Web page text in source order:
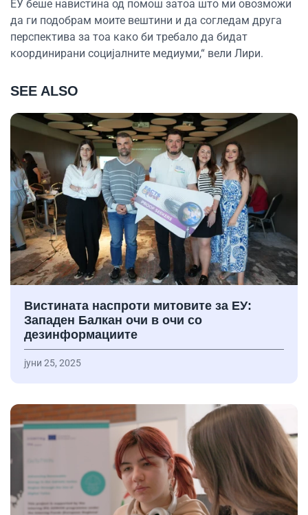
ЕУ беше навистина од помош затоа што ми овозможи
да ги подобрам моите вештини и да согледам друга
перспектива за тоа како би требало да бидат
координирани социјалните медиуми,“ вели Лири.
SEE ALSO
Вистината наспроти митовите за ЕУ:
Западен Балкан очи в очи со
дезинформациите
јуни 25, 2025